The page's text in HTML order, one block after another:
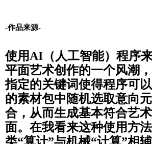
-作品来源-
使用AI（人工智能）程序
平面艺术创作的一个风潮
指定的关键词使得程序可
的素材包中随机选取意向
合，从而生成基本符合艺
面。在我看来这种使用方